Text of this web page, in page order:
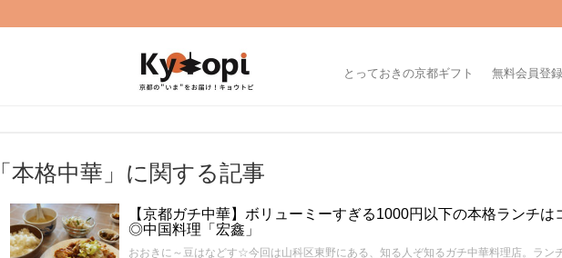
とっておきの京都ギフト 無料会員登録
「本格中華」に関する記事
【京都ガチ中華】ボリューミーすぎる1000円以下の本格ランチは
◎中国料理「宏鑫」
おおきに～豆はなどす☆今回は山科区東野にある、知る人ぞ知るガチ中華料理店。ラン